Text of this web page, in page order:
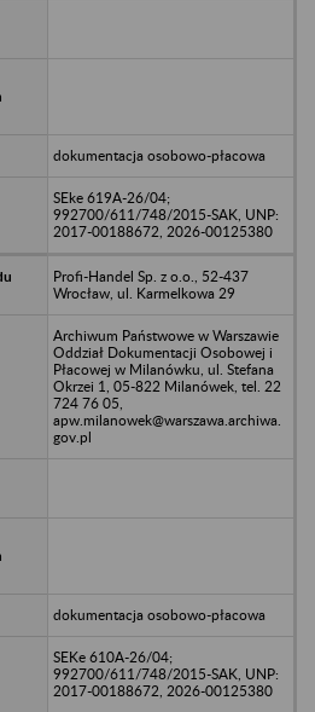
dokumentacja osobowo-płacowa
SEke 619A-26/04;
992700/611/748/2015-SAK, UNP:
2017-00188672, 2026-00125380
Profi-Handel Sp. z o.o., 52-437
Wrocław, ul. Karmelkowa 29
Archiwum Państwowe w Warszawie
Oddział Dokumentacji Osobowej i
Płacowej w Milanówku, ul. Stefana
Okrzei 1, 05-822 Milanówek, tel. 22
724 76 05,
apw.milanowek@warszawa.archiwa.
gov.pl
dokumentacja osobowo-płacowa
SEKe 610A-26/04;
992700/611/748/2015-SAK, UNP:
2017-00188672, 2026-00125380